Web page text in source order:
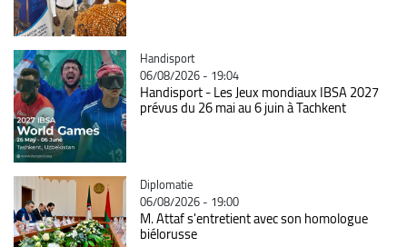
Catégorie
Handisport
06/08/2026 - 19:04
Handisport - Les Jeux mondiaux IBSA 2027
prévus du 26 mai au 6 juin à Tachkent
Catégorie
Diplomatie
06/08/2026 - 19:00
M. Attaf s'entretient avec son homologue
biélorusse